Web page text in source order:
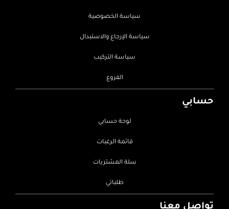
سياسة الخصوصية
سياسة الإرجاع والاستبدال
سياسة التركيب
الفروع
حسابي
لوحة حسابي
قائمة الرغبات
سلة المشتريات
طلباتي